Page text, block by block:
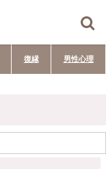
復縁 男性心理